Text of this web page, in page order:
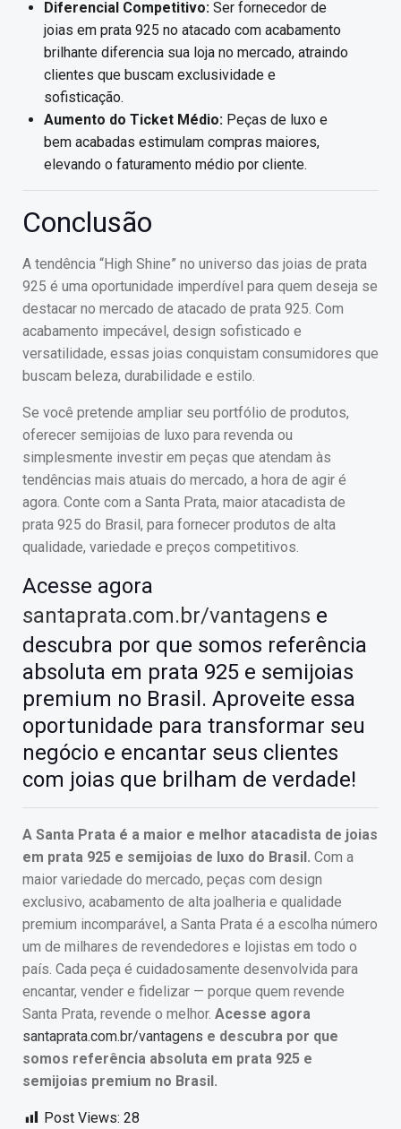
Diferencial Competitivo: Ser fornecedor de
joias em prata 925 no atacado com acabamento
brilhante diferencia sua loja no mercado, atraindo
clientes que buscam exclusividade e
sofisticação.
Aumento do Ticket Médio: Peças de luxo e
bem acabadas estimulam compras maiores,
elevando o faturamento médio por cliente.
Conclusão
A tendência “High Shine” no universo das joias de prata
925 é uma oportunidade imperdível para quem deseja se
destacar no mercado de atacado de prata 925. Com
acabamento impecável, design sofisticado e
versatilidade, essas joias conquistam consumidores que
buscam beleza, durabilidade e estilo.
Se você pretende ampliar seu portfólio de produtos,
oferecer semijoias de luxo para revenda ou
simplesmente investir em peças que atendam às
tendências mais atuais do mercado, a hora de agir é
agora. Conte com a Santa Prata, maior atacadista de
prata 925 do Brasil, para fornecer produtos de alta
qualidade, variedade e preços competitivos.
Acesse agora
santaprata.com.br/vantagens e
descubra por que somos referência
absoluta em prata 925 e semijoias
premium no Brasil. Aproveite essa
oportunidade para transformar seu
negócio e encantar seus clientes
com joias que brilham de verdade!
A Santa Prata é a maior e melhor atacadista de joias
em prata 925 e semijoias de luxo do Brasil. Com a
maior variedade do mercado, peças com design
exclusivo, acabamento de alta joalheria e qualidade
premium incomparável, a Santa Prata é a escolha número
um de milhares de revendedores e lojistas em todo o
país. Cada peça é cuidadosamente desenvolvida para
encantar, vender e fidelizar — porque quem revende
Santa Prata, revende o melhor. Acesse agora
santaprata.com.br/vantagens e descubra por que
somos referência absoluta em prata 925 e
semijoias premium no Brasil.
Post Views: 28